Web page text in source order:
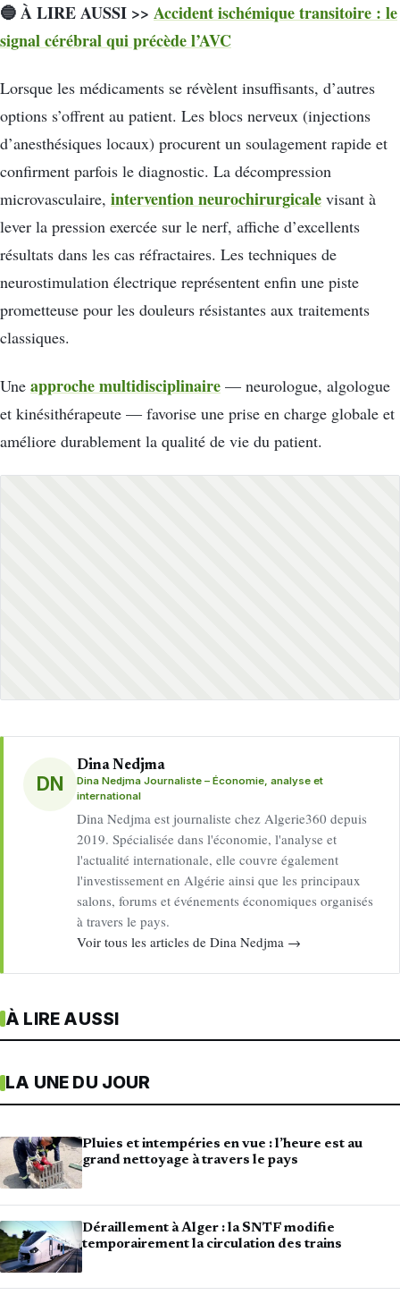
🔵 À LIRE AUSSI >> Accident ischémique transitoire : le
signal cérébral qui précède l’AVC
Lorsque les médicaments se révèlent insuffisants, d’autres
options s’offrent au patient. Les blocs nerveux (injections
d’anesthésiques locaux) procurent un soulagement rapide et
confirment parfois le diagnostic. La décompression
microvasculaire, intervention neurochirurgicale visant à
lever la pression exercée sur le nerf, affiche d’excellents
résultats dans les cas réfractaires. Les techniques de
neurostimulation électrique représentent enfin une piste
prometteuse pour les douleurs résistantes aux traitements
classiques.
Une approche multidisciplinaire — neurologue, algologue
et kinésithérapeute — favorise une prise en charge globale et
améliore durablement la qualité de vie du patient.
DN
Dina Nedjma
Dina Nedjma Journaliste – Économie, analyse et
international
Dina Nedjma est journaliste chez Algerie360 depuis
2019. Spécialisée dans l'économie, l'analyse et
l'actualité internationale, elle couvre également
l'investissement en Algérie ainsi que les principaux
salons, forums et événements économiques organisés
à travers le pays.
Voir tous les articles de Dina Nedjma →
À LIRE AUSSI
LA UNE DU JOUR
Pluies et intempéries en vue : l’heure est au
grand nettoyage à travers le pays
Déraillement à Alger : la SNTF modifie
temporairement la circulation des trains